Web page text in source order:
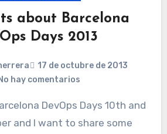
about Barcelona
Days 2013
17 de octubre de 2013
hay comentarios
and I want to share some